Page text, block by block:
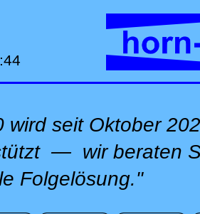
wird seit Oktober
— wir beraten
Folgelösung."